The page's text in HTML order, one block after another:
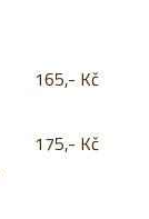
165,- Kč
175,- Kč